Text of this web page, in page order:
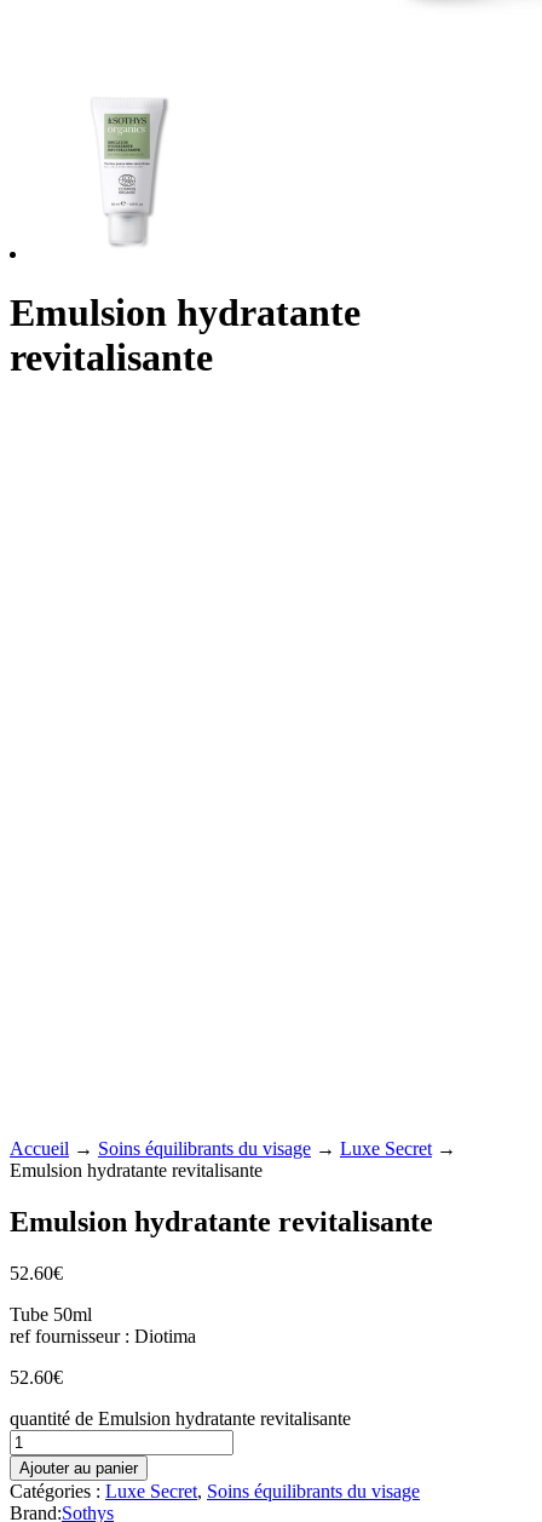
Emulsion hydratante
revitalisante
Accueil → Soins équilibrants du visage → Luxe Secret →
Emulsion hydratante revitalisante
Emulsion hydratante revitalisante
52.60€
Tube 50ml
ref fournisseur : Diotima
52.60€
quantité de Emulsion hydratante revitalisante
Ajouter au panier
Catégories : Luxe Secret, Soins équilibrants du visage
Brand:Sothys